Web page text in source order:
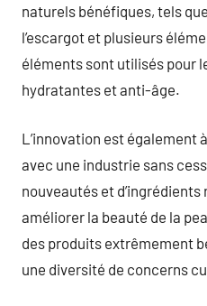
naturels bénéfiques, tels
l’escargot et plusieurs
éléments sont utilisés pour
hydratantes et anti-âge.
L’innovation est également
avec une industrie sans
nouveautés et
améliorer la beauté de la
des produits extrêmement
une diversité de concerns